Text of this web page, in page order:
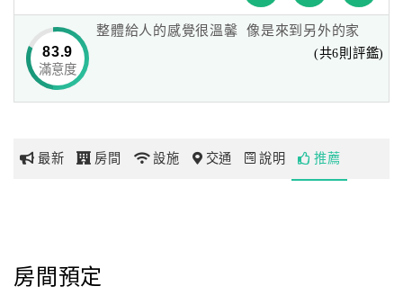
網
玩
地
圖
或是偶爾，從遠處傳來火車踏過鐵軌的輕快節奏！
請來與我們一同感受這裡的美好，也感受我們的熱情！
83.9
滿意度
整體給人的感覺很溫馨 像是來到另外的家
(共6則評鑑)
最新 房間 設施 交通 說明 推薦
房間預定